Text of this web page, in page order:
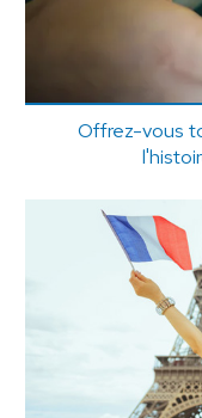
Offrez-vous